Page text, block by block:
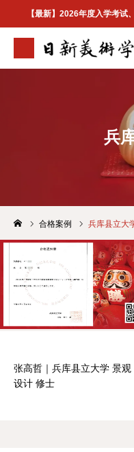
【最新】2026年度入学考试
兵
合格案例 兵库县立大
张高哲｜兵库县立大学 景观
设计 修士
最新資訊
升学指南
合格案例